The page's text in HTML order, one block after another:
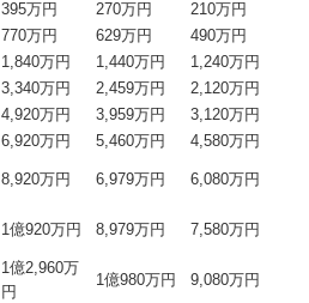
395万円 270万円
210万円
770万円 629万円
490万円
1,840万円 1,440万円
1,240万円
3,340万円 2,459万円
2,120万円
4,920万円 3,959万円
3,120万円
6,920万円 5,460万円 4,580万円
8,920万円 6,979万円 6,080万円
1億920万円 8,979万円 7,580万円
1億2,960万
円
1億980万円 9,080万円